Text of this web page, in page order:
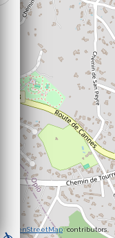
OpenStreetMap contributors